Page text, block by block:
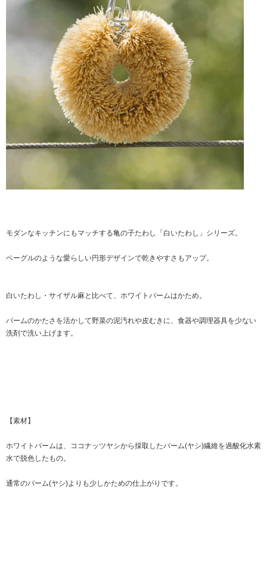
モダンなキッチンにもマッチする亀の子たわし「白いたわし」シリーズ。
ベーグルのような愛らしい円形デザインで乾きやすさもアップ。
白いたわし・サイザル麻と比べて、ホワイトパームはかため。
パームのかたさを活かして野菜の泥汚れや皮むきに、食器や調理器具を少ない
洗剤で洗い上げます。
【素材】
ホワイトパームは、ココナッツヤシから採取したパーム(ヤシ)繊維を過酸化水素
水で脱色したもの。
通常のパーム(ヤシ)よりも少しかための仕上がりです。